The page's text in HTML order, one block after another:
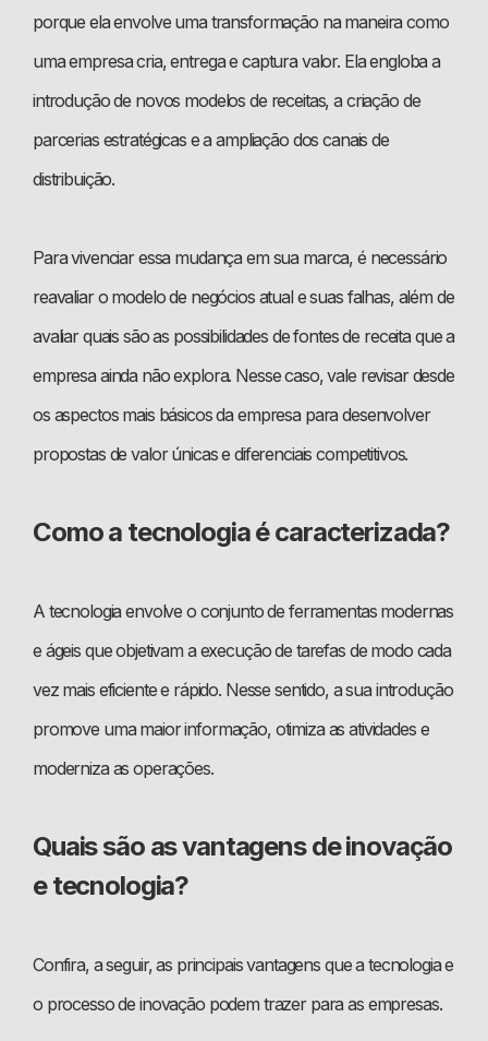
porque ela envolve uma transformação na maneira como
uma empresa cria, entrega e captura valor. Ela engloba a
introdução de novos modelos de receitas, a criação de
parcerias estratégicas e a ampliação dos canais de
distribuição.
Para vivenciar essa mudança em sua marca, é necessário
reavaliar o modelo de negócios atual e suas falhas, além de
avaliar quais são as possibilidades de fontes de receita que a
empresa ainda não explora. Nesse caso, vale revisar desde
os aspectos mais básicos da empresa para desenvolver
propostas de valor únicas e diferenciais competitivos.
Como a tecnologia é caracterizada?
A tecnologia envolve o conjunto de ferramentas modernas
e ágeis que objetivam a execução de tarefas de modo cada
vez mais eficiente e rápido. Nesse sentido, a sua introdução
promove uma maior informação, otimiza as atividades e
moderniza as operações.
Quais são as vantagens de inovação
e tecnologia?
Confira, a seguir, as principais vantagens que a tecnologia e
o processo de inovação podem trazer para as empresas.